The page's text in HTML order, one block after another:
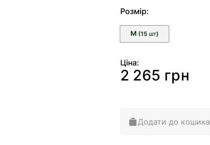
Розмір:
M (15 ШТ)
Ціна:
2 265 грн
Додати до кошика